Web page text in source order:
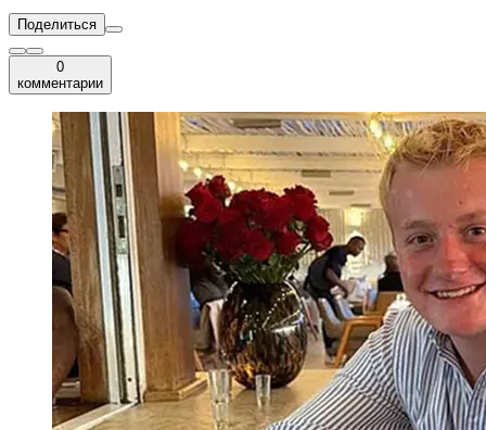
Поделиться
0
комментарии